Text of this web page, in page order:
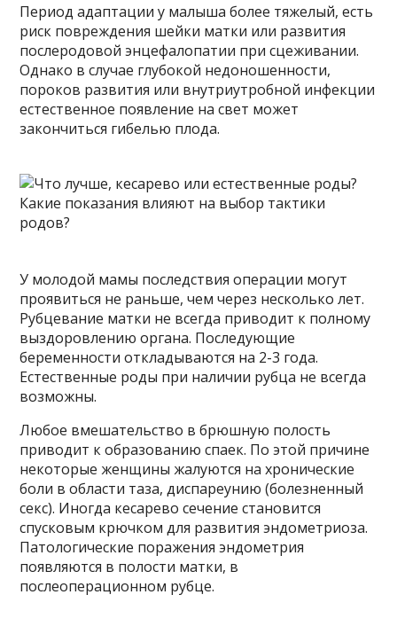
Период адаптации у малыша более тяжелый, есть
риск повреждения шейки матки или развития
послеродовой энцефалопатии при сцеживании.
Однако в случае глубокой недоношенности,
пороков развития или внутриутробной инфекции
естественное появление на свет может
закончиться гибелью плода.
У молодой мамы последствия операции могут
проявиться не раньше, чем через несколько лет.
Рубцевание матки не всегда приводит к полному
выздоровлению органа. Последующие
беременности откладываются на 2-3 года.
Естественные роды при наличии рубца не всегда
возможны.
Любое вмешательство в брюшную полость
приводит к образованию спаек. По этой причине
некоторые женщины жалуются на хронические
боли в области таза, диспареунию (болезненный
секс). Иногда кесарево сечение становится
спусковым крючком для развития эндометриоза.
Патологические поражения эндометрия
появляются в полости матки, в
послеоперационном рубце.